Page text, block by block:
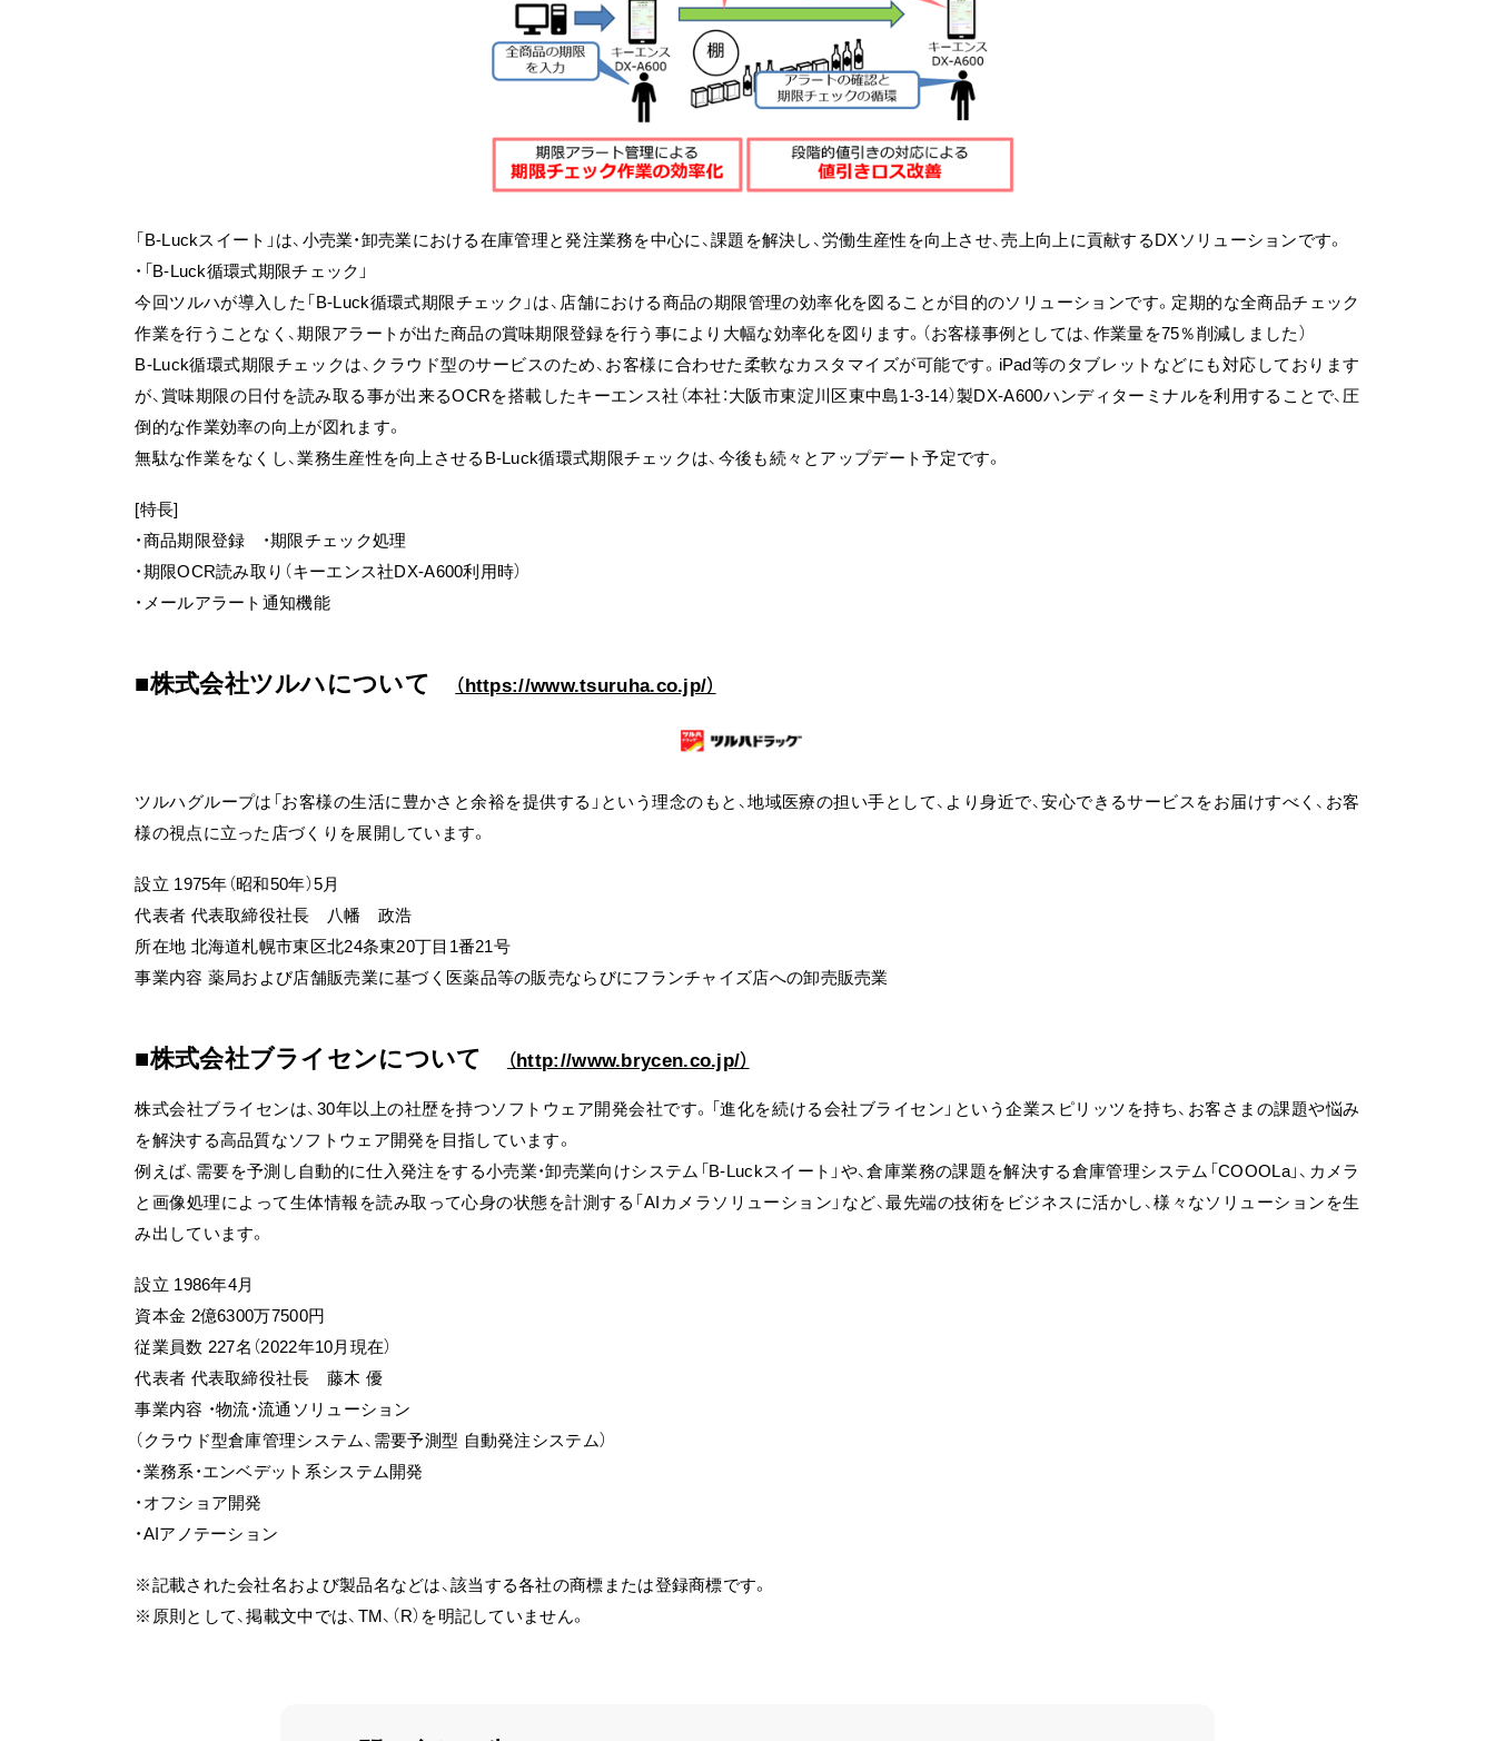
「B-Luckスイート」は、小売業・卸売業における在庫管理と発注業務を中心に、課題を解決し、労働生産性を向上させ、売上向上に貢献するDXソリューションです。
・「B-Luck循環式期限チェック」
今回ツルハが導入した「B-Luck循環式期限チェック」は、店舗における商品の期限管理の効率化を図ることが目的のソリューションです。定期的な全商品チェック
作業を行うことなく、期限アラートが出た商品の賞味期限登録を行う事により大幅な効率化を図ります。（お客様事例としては、作業量を75％削減しました）
B-Luck循環式期限チェックは、クラウド型のサービスのため、お客様に合わせた柔軟なカスタマイズが可能です。iPad等のタブレットなどにも対応しております
が、賞味期限の日付を読み取る事が出来るOCRを搭載したキーエンス社（本社：大阪市東淀川区東中島1-3-14）製DX-A600ハンディターミナルを利用することで、圧
倒的な作業効率の向上が図れます。
無駄な作業をなくし、業務生産性を向上させるB-Luck循環式期限チェックは、今後も続々とアップデート予定です。
[特長]
・商品期限登録 ・期限チェック処理
・期限OCR読み取り（キーエンス社DX-A600利用時）
・メールアラート通知機能
株式会社ツルハについて （https://www.tsuruha.co.jp/）
ツルハグループは「お客様の生活に豊かさと余裕を提供する」という理念のもと、地域医療の担い手として、より身近で、安心できるサービスをお届けすべく、お客
様の視点に立った店づくりを展開しています。
設立 1975年（昭和50年）5月
代表者 代表取締役社長 八幡 政浩
所在地 北海道札幌市東区北24条東20丁目1番21号
事業内容 薬局および店舗販売業に基づく医薬品等の販売ならびにフランチャイズ店への卸売販売業
株式会社ブライセンについて （http://www.brycen.co.jp/）
株式会社ブライセンは、30年以上の社歴を持つソフトウェア開発会社です。「進化を続ける会社ブライセン」という企業スピリッツを持ち、お客さまの課題や悩み
を解決する高品質なソフトウェア開発を目指しています。
例えば、需要を予測し自動的に仕入発注をする小売業・卸売業向けシステム「B-Luckスイート」や、倉庫業務の課題を解決する倉庫管理システム「COOOLa」、カメラ
と画像処理によって生体情報を読み取って心身の状態を計測する「AIカメラソリューション」など、最先端の技術をビジネスに活かし、様々なソリューションを生
み出しています。
設立 1986年4月
資本金 2億6300万7500円
従業員数 227名（2022年10月現在）
代表者 代表取締役社長 藤木 優
事業内容 ・物流・流通ソリューション
（クラウド型倉庫管理システム、需要予測型 自動発注システム）
・業務系・エンベデット系システム開発
・オフショア開発
・AIアノテーション
※記載された会社名および製品名などは、該当する各社の商標または登録商標です。
※原則として、掲載文中では、TM、（R）を明記していません。